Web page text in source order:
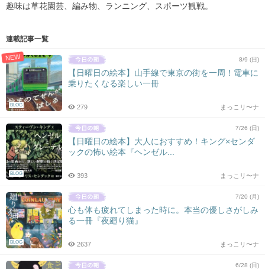
趣味は草花園芸、編み物、ランニング、スポーツ観戦。
連載記事一覧
NEW
BLOG
8/9 (日)
【日曜日の絵本】山手線で東京の街を一周！電車に
乗りたくなる楽しい一冊
まっこリ〜ナ
279
BLOG
7/26 (日)
【日曜日の絵本】大人におすすめ！キング×センダ
ックの怖い絵本『ヘンゼル...
まっこリ〜ナ
393
BLOG
7/20 (月)
心も体も疲れてしまった時に。本当の優しさがしみ
る一冊『夜廻り猫』
まっこリ〜ナ
2637
6/28 (日)